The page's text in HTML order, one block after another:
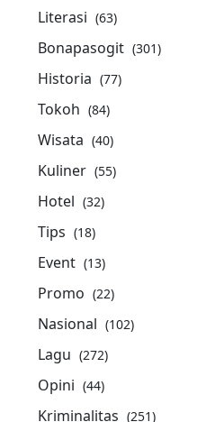
Literasi (63)
Bonapasogit (301)
Historia (77)
Tokoh (84)
Wisata (40)
Kuliner (55)
Hotel (32)
Tips (18)
Event (13)
Promo (22)
Nasional (102)
Lagu (272)
Opini (44)
Kriminalitas (251)